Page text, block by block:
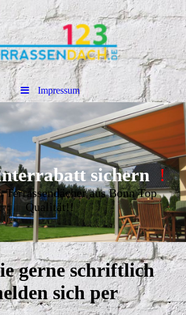
Impressum
sichern !
Terrassendächer aus Bonn Top
Qualität!!
gerne schriftlich
sich per